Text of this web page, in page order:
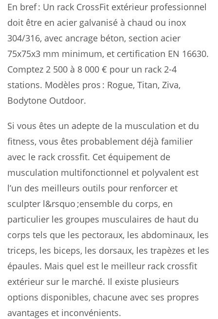
En bref : Un rack CrossFit extérieur professionnel
doit être en acier galvanisé à chaud ou inox
304/316, avec ancrage béton, section acier
75x75x3 mm minimum, et certification EN 16630.
Comptez 2 500 à 8 000 € pour un rack 2-4
stations. Modèles pros : Rogue, Titan, Ziva,
Bodytone Outdoor.
Si vous êtes un adepte de la musculation et du
fitness, vous êtes probablement déjà familier
avec le rack crossfit. Cet équipement de
musculation multifonctionnel et polyvalent est
l’un des meilleurs outils pour renforcer et
sculpter l&rsquo ;ensemble du corps, en
particulier les groupes musculaires de haut du
corps tels que les pectoraux, les abdominaux, les
triceps, les biceps, les dorsaux, les trapèzes et les
épaules. Mais quel est le meilleur rack crossfit
extérieur sur le marché. Il existe plusieurs
options disponibles, chacune avec ses propres
avantages et inconvénients.